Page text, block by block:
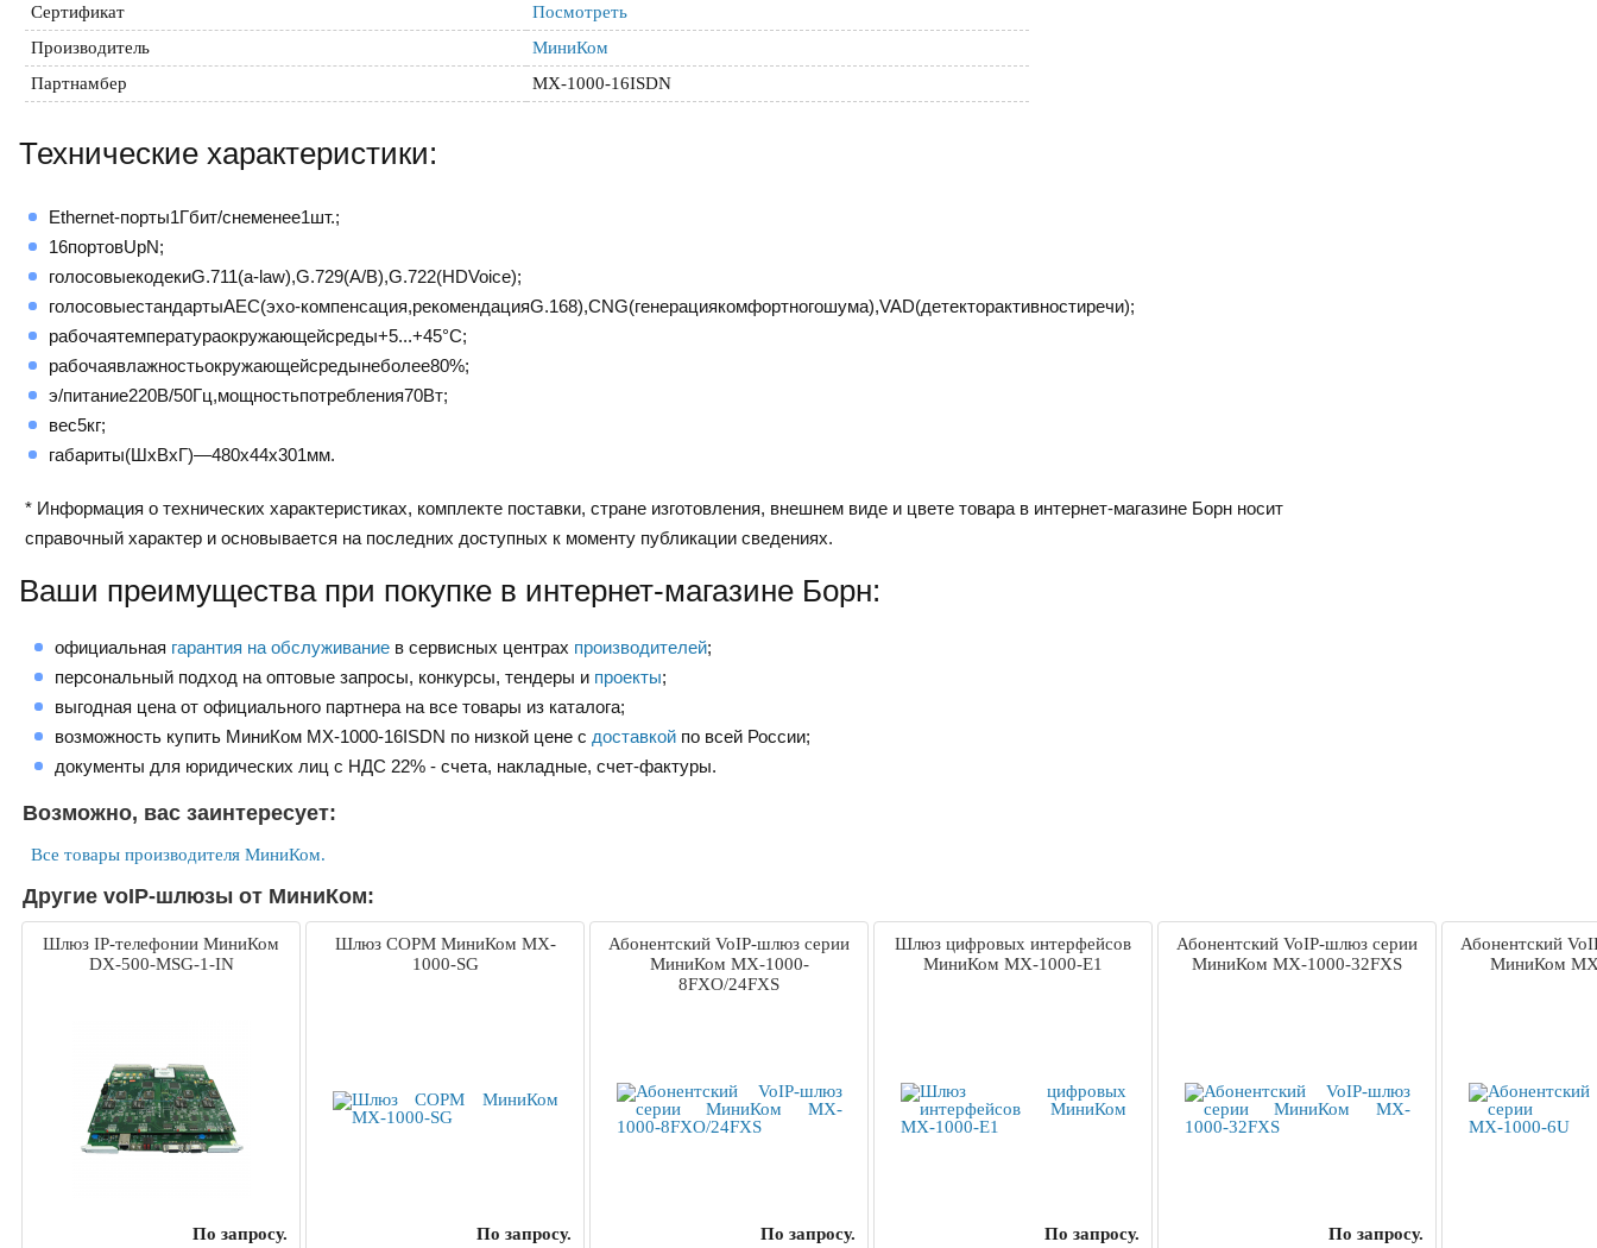
Сертификат
Посмотреть
Производитель
МиниКом
Партнамбер
MX-1000-16ISDN
Технические характеристики:
Ethernet-порты1Гбит/снеменее1шт.;
16портовUpN;
голосовыекодекиG.711(a-law),G.729(A/B),G.722(HDVoice);
голосовыестандартыAEC(эхо-компенсация,рекомендацияG.168),CNG(генерациякомфортногошума),VAD(детекторактивностиречи);
рабочаятемператураокружающейсреды+5...+45°С;
рабочаявлажностьокружающейсредынеболее80%;
э/питание220В/50Гц,мощностьпотребления70Вт;
вес5кг;
габариты(ШхВхГ)—480х44х301мм.
* Информация о технических характеристиках, комплекте поставки, стране изготовления, внешнем виде и цвете товара в интернет-магазине Борн носит
справочный характер и основывается на последних доступных к моменту публикации сведениях.
Ваши преимущества при покупке в интернет-магазине Борн:
официальная гарантия на обслуживание в сервисных центрах производителей;
персональный подход на оптовые запросы, конкурсы, тендеры и проекты;
выгодная цена от официального партнера на все товары из каталога;
возможность купить МиниКом MX-1000-16ISDN по низкой цене с доставкой по всей России;
документы для юридических лиц с НДС 22% - счета, накладные, счет-фактуры.
Возможно, вас заинтересует:
Все товары производителя МиниКом.
Другие voIP-шлюзы от МиниКом:
Шлюз IP-телефонии МиниКом
DX-500-MSG-1-IN
По запросу.
Шлюз СОРМ МиниКом MX-
1000-SG
По запросу.
Абонентский VoIP-шлюз серии
МиниКом MX-1000-
8FXO/24FXS
По запросу.
Шлюз цифровых интерфейсов
МиниКом MX-1000-E1
По запросу.
Абонентский VoIP-шлюз серии
МиниКом MX-1000-32FXS
По запросу.
Абонентский
МиниКом